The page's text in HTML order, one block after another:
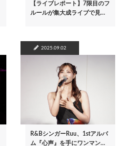
【ライブレポート】7限目のフ
ルールが集大成ライブで見…
2025.09.02
R&BシンガーRuu、1stアルバ
ム『心声』を手にワンマン…